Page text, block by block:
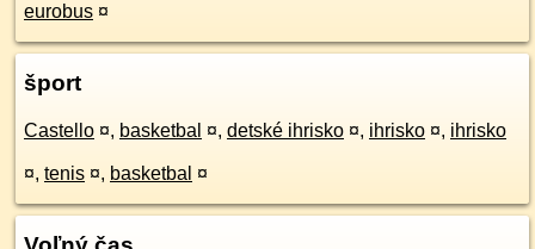
eurobus ¤
šport
Castello ¤, basketbal ¤, detské ihrisko ¤, ihrisko ¤, ihrisko
¤, tenis ¤, basketbal ¤